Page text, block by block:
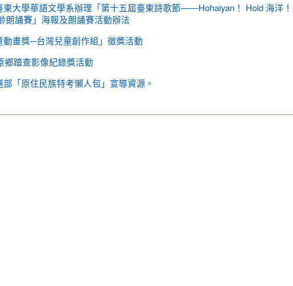
東大學華語文學系辦理「第十五屆臺東詩歌節——Hohaiyan！ Hold 海洋
朗誦賽」海報及朗誦賽活動辦法
動畫獎─台灣兒童創作組」徵獎活動
鄉踏查影像紀錄獎活動
「原住民族特考懶人包」宣導資源。